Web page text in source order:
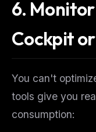
6.
Cockpit
You can't
tools give you
consumption: